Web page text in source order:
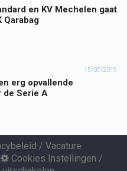
en KV Mechelen gaat
Qarabag
15/07/2019
erg opvallende
de Serie A
/ Vacature
Cookies Instellingen /